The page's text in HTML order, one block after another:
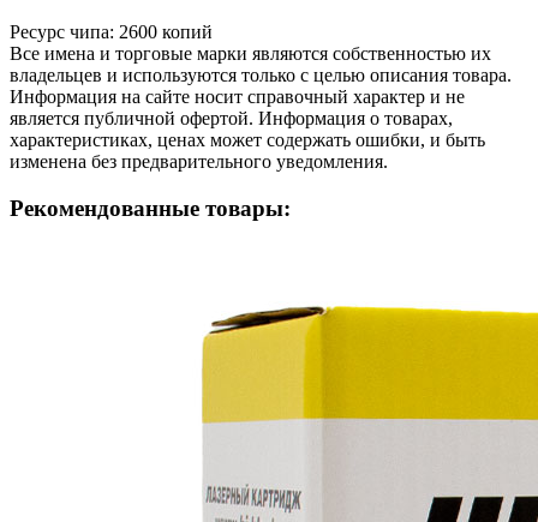
Ресурс чипа: 2600 копий
Все имена и торговые марки являются собственностью их
владельцев и используются только с целью описания товара.
Информация на сайте носит справочный характер и не
является публичной офертой. Информация о товарах,
характеристиках, ценах может содержать ошибки, и быть
изменена без предварительного уведомления.
Рекомендованные товары: